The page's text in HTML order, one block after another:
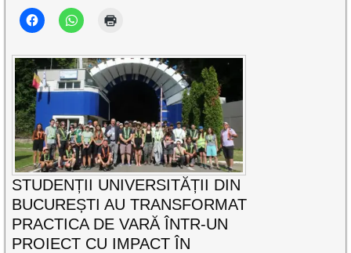
STUDENȚII UNIVERSITĂȚII DIN
BUCUREȘTI AU TRANSFORMAT
PRACTICA DE VARĂ ÎNTR-UN
PROIECT CU IMPACT ÎN